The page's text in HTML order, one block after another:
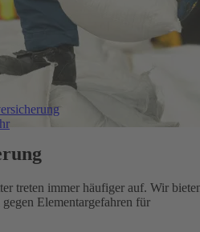
treten immer häufiger auf. Wir
gegen Elementargefahren für